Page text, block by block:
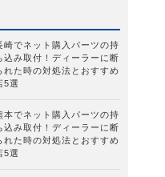
崎でネット購入パーツの持
込み取付！ディーラーに断
れた時の対処法とおすすめ
5選
本でネット購入パーツの持
込み取付！ディーラーに断
れた時の対処法とおすすめ
5選